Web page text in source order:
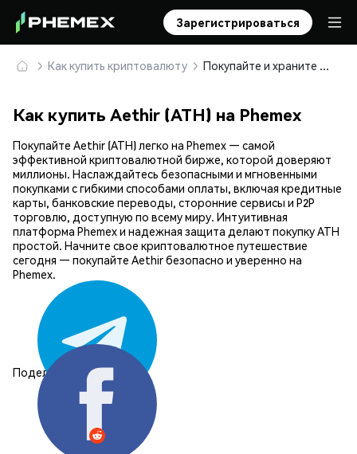
Зарегистрироваться
Как купить криптовалюту Покупайте и храните Aethir (ATH) безопасно
Как купить Aethir (ATH) на Phemex
Покупайте Aethir (ATH) легко на Phemex — самой
эффективной криптовалютной бирже, которой доверяют
миллионы. Наслаждайтесь безопасными и мгновенными
покупками с гибкими способами оплаты, включая кредитные
карты, банковские переводы, сторонние сервисы и P2P
торговлю, доступную по всему миру. Интуитивная
платформа Phemex и надежная защита делают покупку ATH
простой. Начните свое криптовалютное путешествие
сегодня — покупайте Aethir безопасно и уверенно на
Phemex.
Поделиться: